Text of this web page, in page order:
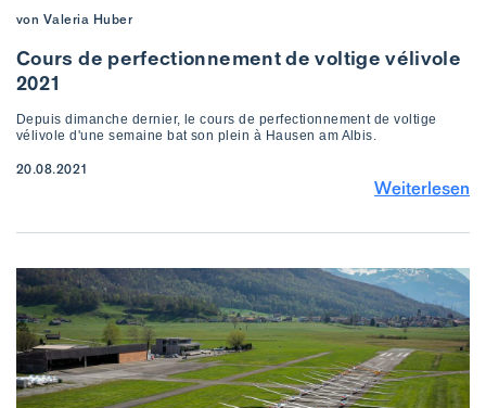
von Valeria Huber
Cours de perfectionnement de voltige vélivole
2021
Depuis dimanche dernier, le cours de perfectionnement de voltige
vélivole d'une semaine bat son plein à Hausen am Albis.
20.08.2021
Weiterlesen